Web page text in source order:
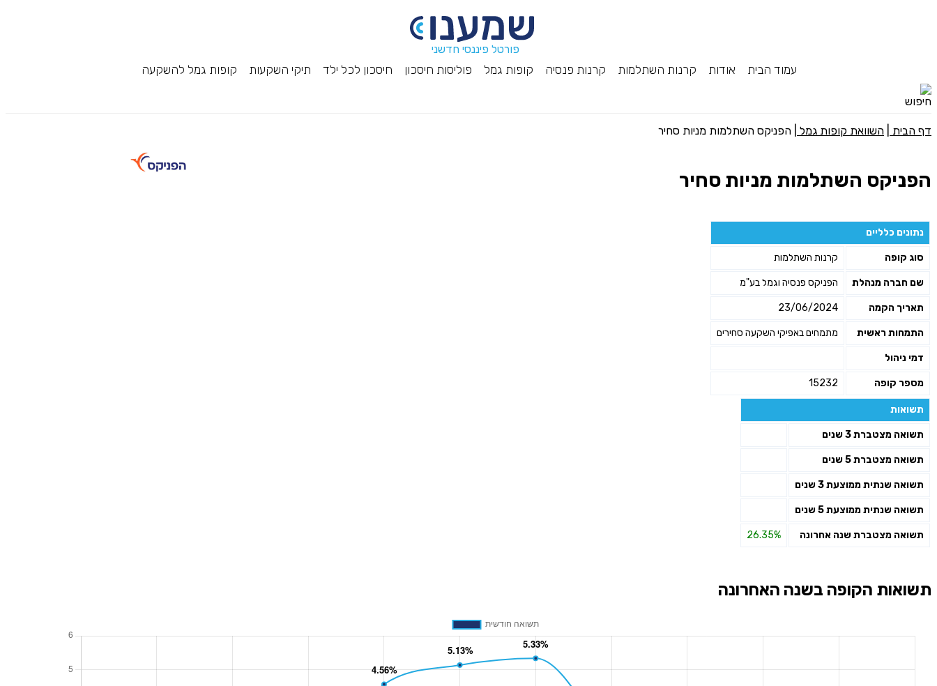
פורטל פיננסי חדשני
עמוד הבית אודות קרנות השתלמות קרנות פנסיה קופות גמל פוליסות חיסכון חיסכון לכל ילד תיקי השקעות קופות גמל להשקעה
דף הבית השוואת קופות גמל הפניקס השתלמות מניות סחיר
הפניקס השתלמות מניות סחיר
נתונים כלליים
סוג קופה קרנות השתלמות
שם חברה מנהלת הפניקס פנסיה וגמל בע"מ
תאריך הקמה 23/06/2024
התמחות ראשית מתמחים באפיקי השקעה סחירים
דמי ניהול
מספר קופה 15232
תשואות
תשואה מצטברת 3 שנים
תשואה מצטברת 5 שנים
תשואה שנתית ממוצעת 3 שנים
תשואה שנתית ממוצעת 5 שנים
תשואה מצטברת שנה אחרונה 26.35%
תשואות הקופה בשנה האחרונה